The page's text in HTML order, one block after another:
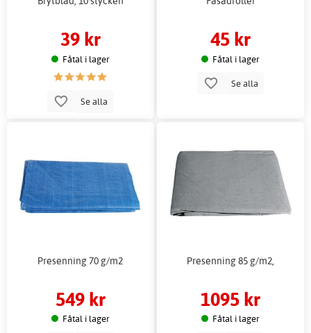
39 kr
Fåtal i lager
Se alla
45 kr
Fåtal i lager
Se alla
Presenning 70 g/m2
549 kr
Fåtal i lager
Presenning 85 g/m2,
1095 kr
Fåtal i lager